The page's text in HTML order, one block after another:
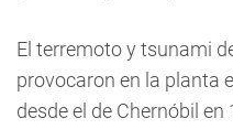
El terremoto y tsunami
provocaron en la planta
desde el de Chernóbil en